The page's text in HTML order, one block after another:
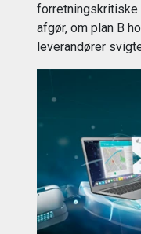
forretningskritiske
afgør, om plan B
leverandører